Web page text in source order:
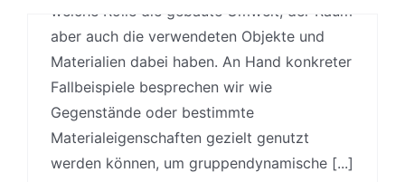
welche Rolle die gebaute Umwelt, der Raum
aber auch die verwendeten Objekte und
Materialien dabei haben. An Hand konkreter
Fallbeispiele besprechen wir wie
Gegenstände oder bestimmte
Materialeigenschaften gezielt genutzt
werden können, um gruppendynamische [...]
#34) Alexandra Verdeil on benefits
of inclusive design for all users
Von Jonas 16 April, 2026 Case Studies
Designmethoden,Forschungsmethoden
Sozialität,Uncategorized , Wissenschaft
Inclusive design addresses among other
things the needs of particularly vulnerable